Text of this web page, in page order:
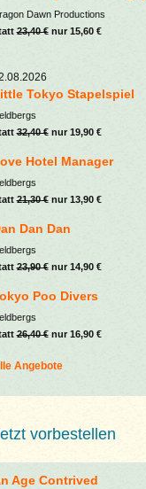
Dawn Productions
23,40 €nur 15,60 €
Tokyo Stapelspiel
32,40 €nur 19,90 €
Hotel Manager
21,30 €nur 13,90 €
Dan Dan
23,90 €nur 14,90 €
Poo Divers
26,40 €nur 16,90 €
Angebote
vorbestellen
Age Contrived